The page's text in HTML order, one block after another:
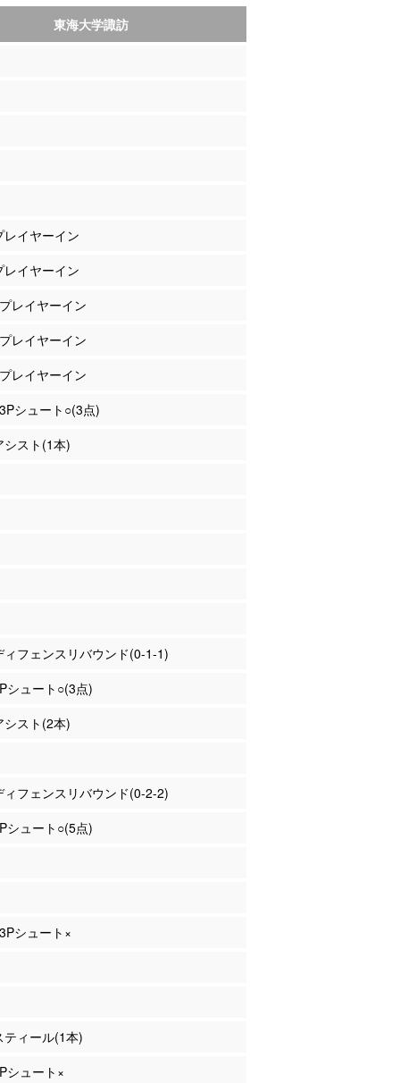
東海大学諏訪
イヤーイン
イヤーイン
レイヤーイン
レイヤーイン
レイヤーイン
シュート○(3点)
スト(1本)
ィフェンスリバウンド(0-1-1)
シュート○(3点)
スト(2本)
ィフェンスリバウンド(0-2-2)
シュート○(5点)
シュート×
ィール(1本)
シュート×